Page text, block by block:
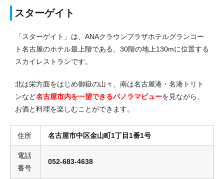
スターゲイト
「スターゲイト」は、ANAクラウンプラザホテルグランコー
ト名古屋のホテル最上階である、30階の地上130mに位置する
スカイレストランです。
北は栄方面をはじめ御嶽の山々、南は名古屋港・名港トリト
ンなど名古屋市内を一望できるパノラマビューを見ながら、
お酒と料理を楽しむことができます。
住所 名古屋市中区金山町1丁目1番1号
電話
番号
052-683-4638